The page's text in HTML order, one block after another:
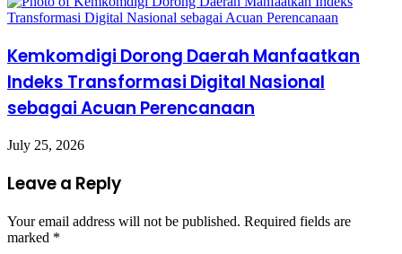
Kemkomdigi Dorong Daerah Manfaatkan
Indeks Transformasi Digital Nasional
sebagai Acuan Perencanaan
July 25, 2026
Leave a Reply
Your email address will not be published. Required fields are
marked *